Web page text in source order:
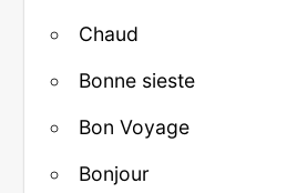
Chaud
Bonne sieste
Bon Voyage
Bonjour